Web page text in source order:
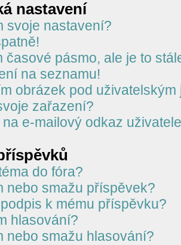
nastavení
svoje nastavení?
časové pásmo, ale je to
na seznamu!
obrázek pod uživatelským
zařazení?
e-mailový odkaz
do fóra?
nebo smažu příspěvek?
k mému příspěvku?
hlasování?
nebo smažu hlasování?